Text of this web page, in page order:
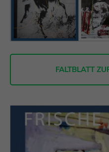
FALTBLATT